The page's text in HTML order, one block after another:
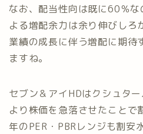
なお、配当性向は既に60％
よる増配余力は余り伸びしろ
業績の成長に伴う増配に期待
ますね。
セブン＆アイHDはクシュタ
より株価を急落させたことで
年のPER・PBRレンジも割安